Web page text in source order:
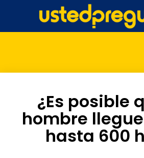
¿Es posible
hombre
hasta 600